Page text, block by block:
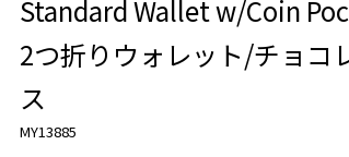
Standard Wallet w/Coin
2つ折りウォレット/チョコ
ス
MY13885